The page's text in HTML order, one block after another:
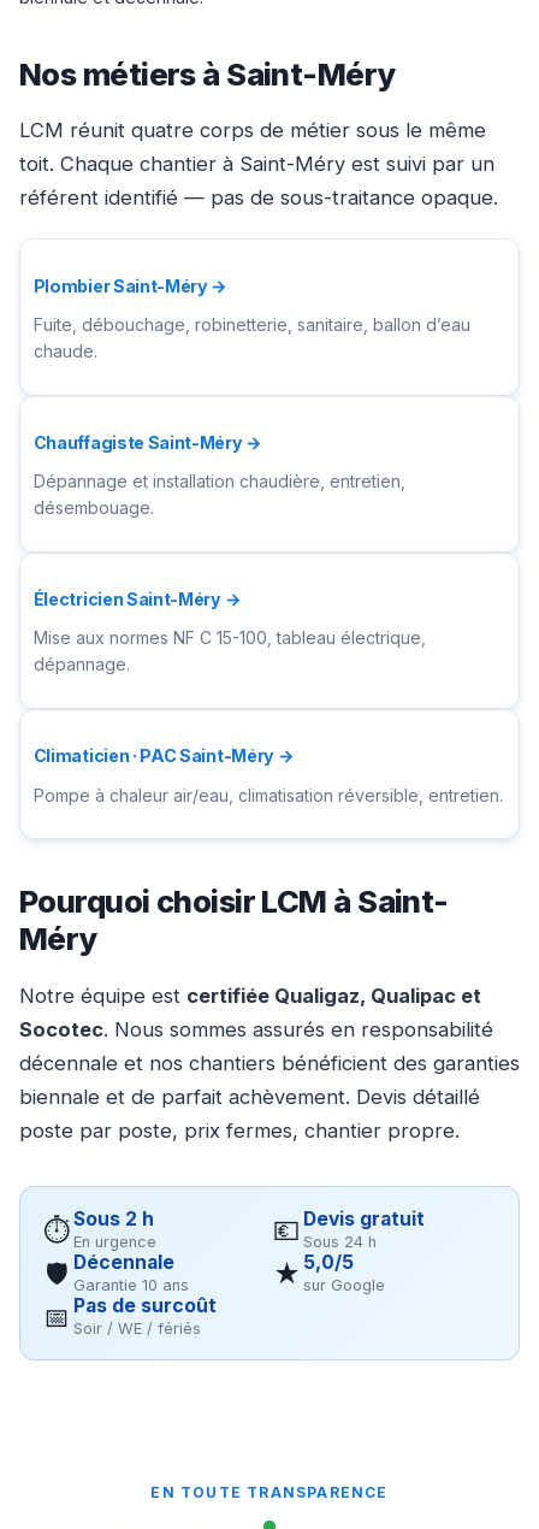
Nos métiers à Saint-Méry
LCM réunit quatre corps de métier sous le même
toit. Chaque chantier à Saint-Méry est suivi par un
référent identifié — pas de sous-traitance opaque.
Plombier Saint-Méry →
Fuite, débouchage, robinetterie, sanitaire, ballon d’eau
chaude.
Chauffagiste Saint-Méry →
Dépannage et installation chaudière, entretien,
désembouage.
Électricien Saint-Méry →
Mise aux normes NF C 15-100, tableau électrique,
dépannage.
Climaticien · PAC Saint-Méry →
Pompe à chaleur air/eau, climatisation réversible, entretien.
Pourquoi choisir LCM à Saint-
Méry
Notre équipe est certifiée Qualigaz, Qualipac et
Socotec. Nous sommes assurés en responsabilité
décennale et nos chantiers bénéficient des garanties
biennale et de parfait achèvement. Devis détaillé
poste par poste, prix fermes, chantier propre.
⏱Sous 2 h
En urgence 💶 Devis gratuit
Sous 24 h
🛡 Décennale
Garantie 10 ans ★ 5,0/5
sur Google
📅 Pas de surcoût
Soir / WE / fériés
EN TOUTE TRANSPARENCE